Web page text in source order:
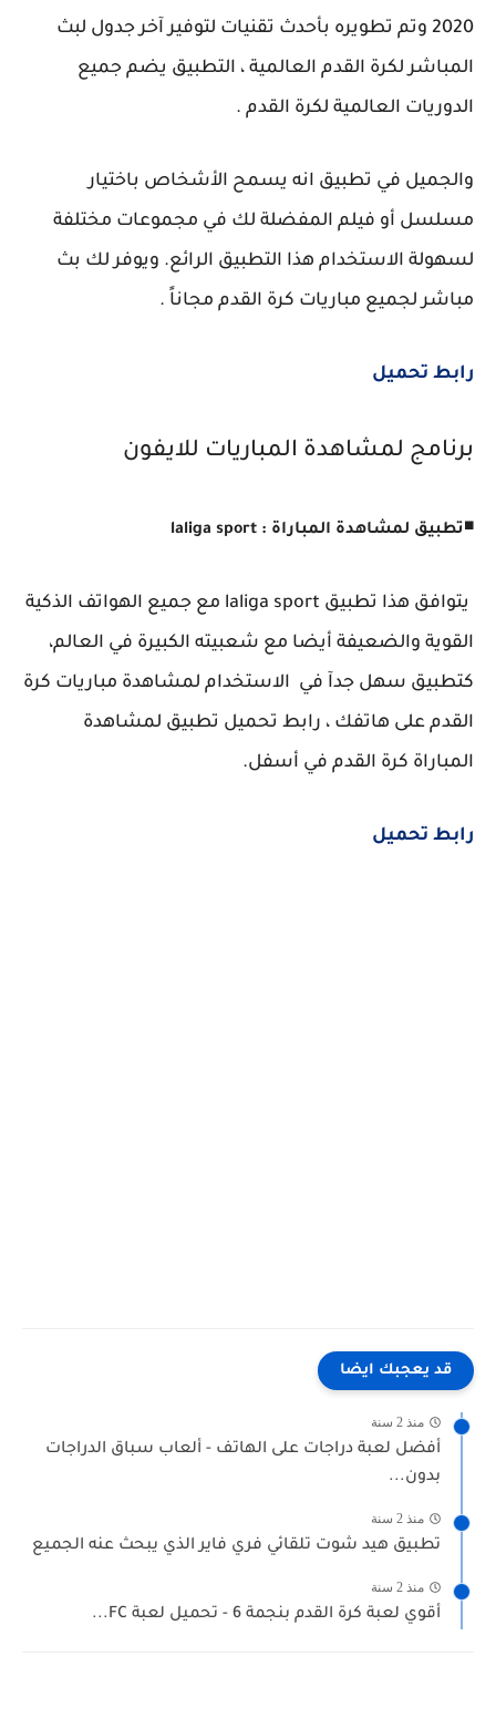
2020 وتم تطويره بأحدث تقنيات لتوفير آخر جدول لبث
المباشر لكرة القدم العالمية ، التطبيق يضم جميع
الدوريات العالمية لكرة القدم .
والجميل في تطبيق انه يسمح الأشخاص باختيار
مسلسل أو فيلم المفضلة لك في مجموعات مختلفة
لسهولة الاستخدام هذا التطبيق الرائع. ويوفر لك بث
مباشر لجميع مباريات كرة القدم مجاناً .
رابط تحميل
برنامج لمشاهدة المباريات للايفون
◾تطبيق لمشاهدة المباراة : laliga sport
يتوافق هذا تطبيق laliga sport مع جميع الهواتف الذكية
القوية والضعيفة أيضا مع شعبيته الكبيرة في العالم،
كتطبيق سهل جدآ في الاستخدام لمشاهدة مباريات كرة
القدم على هاتفك ، رابط تحميل تطبيق لمشاهدة
المباراة كرة القدم في أسفل.
رابط تحميل
قد يعجبك ايضا
منذ 2 سنة
أفضل لعبة دراجات على الهاتف - ألعاب سباق الدراجات
بدون...
منذ 2 سنة
تطبيق هيد شوت تلقائي فري فاير الذي يبحث عنه الجميع
منذ 2 سنة
أقوي لعبة كرة القدم بنجمة 6 - تحميل لعبة FC...